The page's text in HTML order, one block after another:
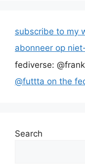
subscribe to my
abonneer op
fediverse:
@futtta on the
Search